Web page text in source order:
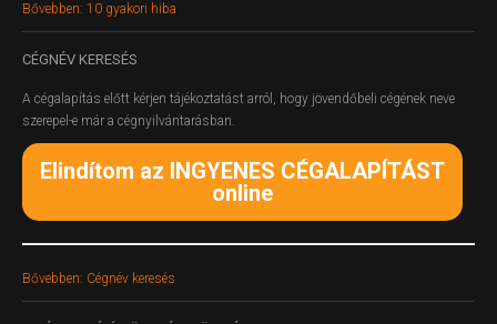
Bővebben: 10 gyakori hiba
CÉGNÉV KERESÉS
A cégalapítás előtt kérjen tájékoztatást arról, hogy jövendőbeli cégének neve
szerepel-e már a cégnyilvántarásban.
Elindítom az INGYENES CÉGALAPÍTÁST
online
Bővebben: Cégnév keresés